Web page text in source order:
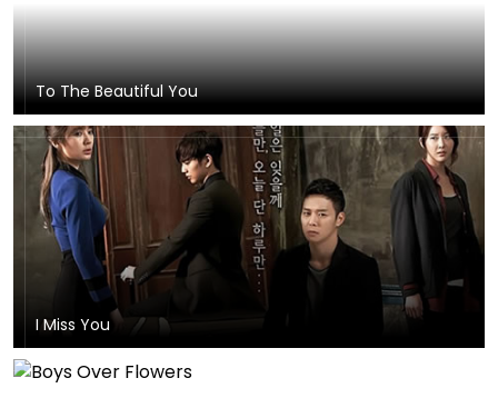
To The Beautiful You
I Miss You